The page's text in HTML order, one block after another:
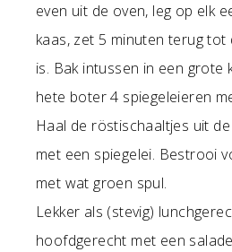
even uit de oven, leg op elk
kaas, zet 5 minuten terug tot
is. Bak intussen in een grote
hete boter 4 spiegeleieren
Haal de röstischaaltjes uit
met een spiegelei. Bestrooi
met wat groen spul.
Lekker als (stevig)
hoofdgerecht met een